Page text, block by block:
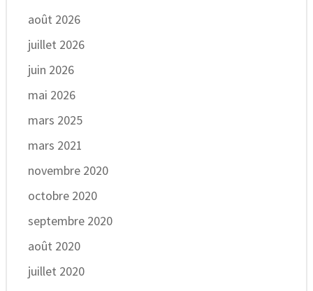
août 2026
juillet 2026
juin 2026
mai 2026
mars 2025
mars 2021
novembre 2020
octobre 2020
septembre 2020
août 2020
juillet 2020